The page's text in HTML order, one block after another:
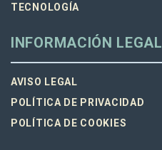
TECNOLOGÍA
INFORMACIÓN LEGAL
AVISO LEGAL
POLÍTICA DE PRIVACIDAD
POLÍTICA DE COOKIES